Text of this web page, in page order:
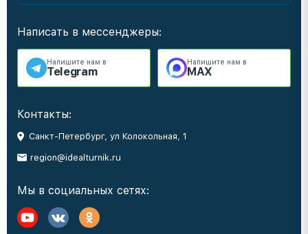
Написать в мессенджеры:
Напишите нам в
Telegram
Напишите нам в
MAX
Контакты:
Санкт-Петербург, ул Колокольная, 1
region@idealturnik.ru
Мы в социальных сетях: